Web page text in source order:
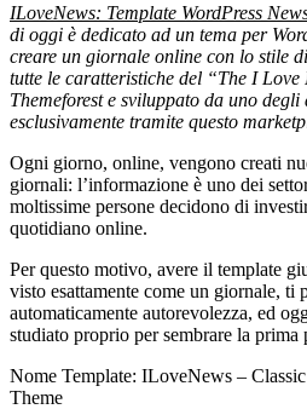
ILoveNews: Template WordPress
di oggi è dedicato ad un tema per
creare un giornale online con lo stile
tutte le caratteristiche del “The I
Themeforest e sviluppato da uno degli
esclusivamente tramite questo
Ogni giorno, online, vengono creati
giornali: l’informazione è uno dei
moltissime persone decidono di
quotidiano online.
Per questo motivo, avere il template
visto esattamente come un giornale, ti
automaticamente autorevolezza, ed
studiato proprio per sembrare la
Nome Template: ILoveNews –
Theme